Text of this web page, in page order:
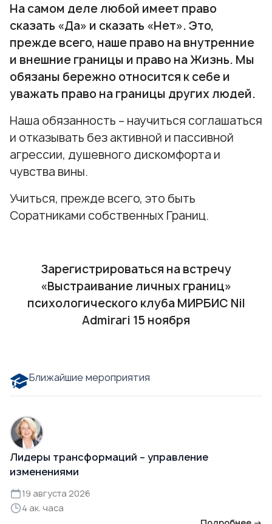
На самом деле любой имеет право
сказать «Да» и сказать «Нет». Это,
прежде всего, наше право на внутренние
и внешние границы и право на Жизнь. Мы
обязаны бережно относится к себе и
уважать право на границы других людей.
Наша обязанность – научиться соглашаться
и отказывать без активной и пассивной
агрессии, душевного дискомфорта и
чувства вины.
Учиться, прежде всего, это быть
Соратниками собственных Границ.
Зарегистрироваться на встречу
«Выстраивание личных границ»
психологического клуба МИРБИС Nil
Admirari 15 ноября
Ближайшие мероприятия
Лидеры трансформаций – управление
изменениями
19 августа 2026
4 ак. часа